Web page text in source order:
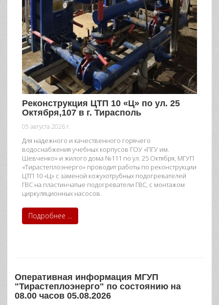
Реконструкция ЦТП 10 «Ц» по ул. 25
Октября,107 в г. Тирасполь
05 августа 2026 г.
Для надежного и качественного горячего
водоснабжения учебных корпусов ГОУ «ПГУ им.
Шевченко» и жилого дома №111 по ул. 25 Октября, МГУП
«Тирастеплоэнерго» проводит работы по реконструкции
ЦТП 10 «Ц» с заменой кожухотрубных подогревателей
ГВС на пластинчатые подогреватели ГВС, с монтажом
циркуляционных насосов.
Подробнее ...
Оперативная информация МГУП
"Тирастеплоэнерго" по состоянию на
08.00 часов 05.08.2026